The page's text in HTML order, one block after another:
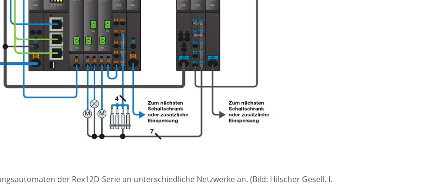
der Rex12D-Serie an unterschiedliche Netzwerke an. (Bild: Hilscher Gesell. f.